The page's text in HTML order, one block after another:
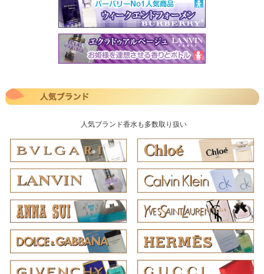
人気ブランド香水も多数取り扱い